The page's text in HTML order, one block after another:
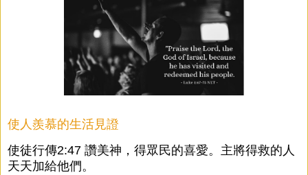
使人羨慕的生活見證
使徒行傳2:47 讚美神，得眾民的喜愛。主將得救的人
天天加給他們。